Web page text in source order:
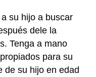
su hijo a buscar
dele la
Tenga a mano
para su
de su hijo en edad